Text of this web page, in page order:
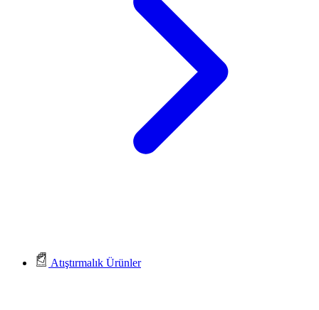
Atıştırmalık Ürünler